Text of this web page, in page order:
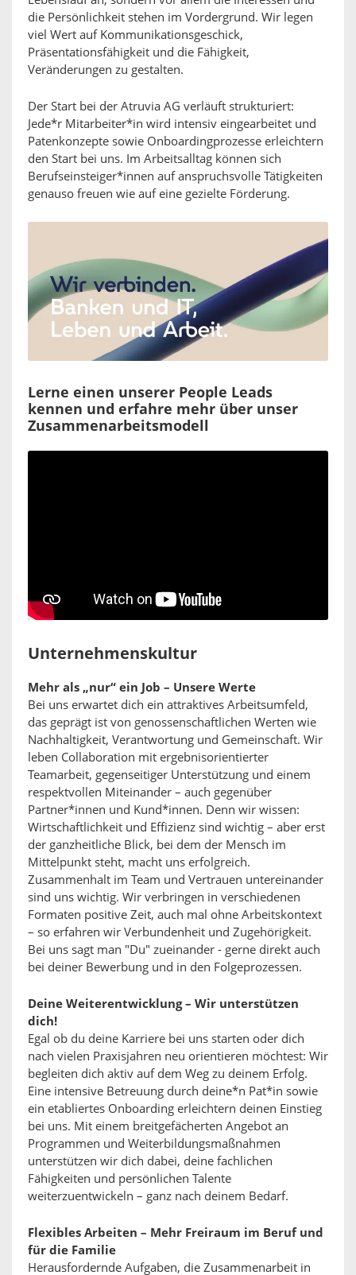
die Persönlichkeit stehen im Vordergrund. Wir legen
viel Wert auf Kommunikationsgeschick,
Präsentationsfähigkeit und die Fähigkeit,
Veränderungen zu gestalten.
Der Start bei der Atruvia AG verläuft strukturiert:
Jede*r Mitarbeiter*in wird intensiv eingearbeitet und
Patenkonzepte sowie Onboardingprozesse erleichtern
den Start bei uns. Im Arbeitsalltag können sich
Berufseinsteiger*innen auf anspruchsvolle Tätigkeiten
genauso freuen wie auf eine gezielte Förderung.
Lerne einen unserer People Leads
kennen und erfahre mehr über unser
Zusammenarbeitsmodell
Unternehmenskultur
Mehr als „nur“ ein Job – Unsere Werte
Bei uns erwartet dich ein attraktives Arbeitsumfeld,
das geprägt ist von genossenschaftlichen Werten wie
Nachhaltigkeit, Verantwortung und Gemeinschaft. Wir
leben Collaboration mit ergebnisorientierter
Teamarbeit, gegenseitiger Unterstützung und einem
respektvollen Miteinander – auch gegenüber
Partner*innen und Kund*innen. Denn wir wissen:
Wirtschaftlichkeit und Effizienz sind wichtig – aber erst
der ganzheitliche Blick, bei dem der Mensch im
Mittelpunkt steht, macht uns erfolgreich.
Zusammenhalt im Team und Vertrauen untereinander
sind uns wichtig. Wir verbringen in verschiedenen
Formaten positive Zeit, auch mal ohne Arbeitskontext
– so erfahren wir Verbundenheit und Zugehörigkeit.
Bei uns sagt man "Du" zueinander - gerne direkt auch
bei deiner Bewerbung und in den Folgeprozessen.
Deine Weiterentwicklung – Wir unterstützen
dich!
Egal ob du deine Karriere bei uns starten oder dich
nach vielen Praxisjahren neu orientieren möchtest: Wir
begleiten dich aktiv auf dem Weg zu deinem Erfolg.
Eine intensive Betreuung durch deine*n Pat*in sowie
ein etabliertes Onboarding erleichtern deinen Einstieg
bei uns. Mit einem breitgefächerten Angebot an
Programmen und Weiterbildungsmaßnahmen
unterstützen wir dich dabei, deine fachlichen
Fähigkeiten und persönlichen Talente
weiterzuentwickeln – ganz nach deinem Bedarf.
Flexibles Arbeiten – Mehr Freiraum im Beruf und
für die Familie
Herausfordernde Aufgaben, die Zusammenarbeit in